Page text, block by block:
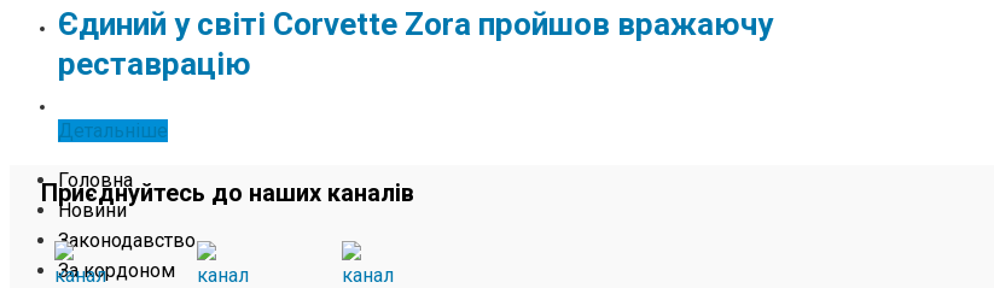
КОМЕНТАР ЕКСПЕРТА
Головна
Новини
Законодавство
За кордоном
Єдиний у світі Corvette Zora пройшов вражаючу
реставрацію
Детальніше
Приєднуйтесь до наших каналів